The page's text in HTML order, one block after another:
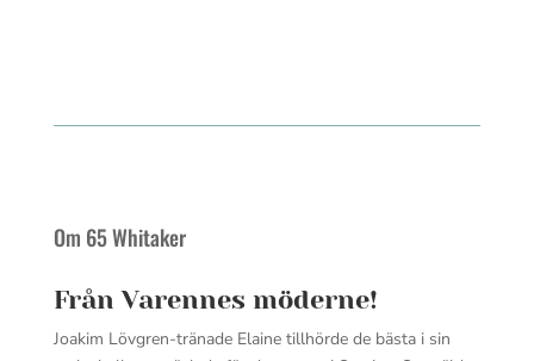
Om 65 Whitaker
Från Varennes möderne!
Joakim Lövgren-tränade Elaine tillhörde de bästa i sin